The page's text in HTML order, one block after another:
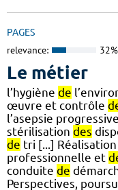
PAGES
relevance: 32%
Le métier
l’hygiène de
œuvre et contrôle
l’asepsie
stérilisation des
de tri [...] Réalisation
professionnelle et
conduite de
Perspectives,